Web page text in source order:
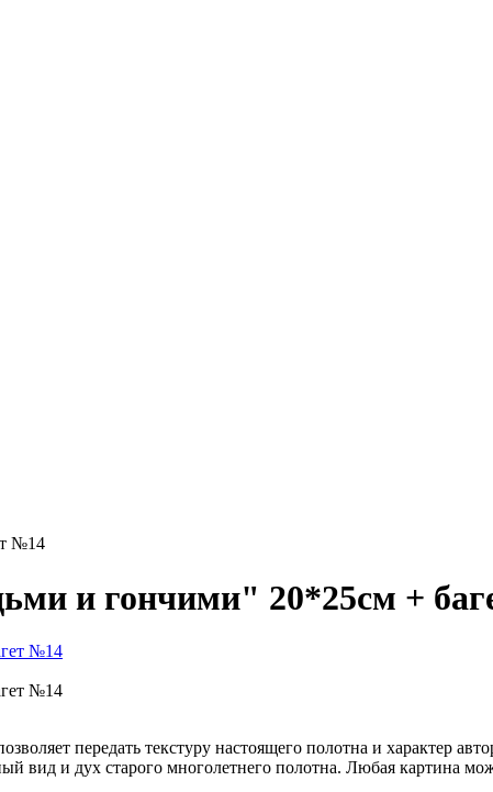
№14
и гончими" 20*25см +
передать текстуру настоящего полотна и характер
вид и дух старого многолетнего полотна. Любая картина